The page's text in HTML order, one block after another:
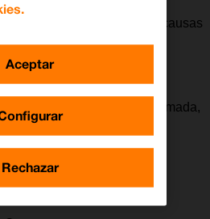
puede haber varias causas
móvil no recibe ninguna llamada,
conexión desconocido.
móvil.
Rechazar
Aceptar